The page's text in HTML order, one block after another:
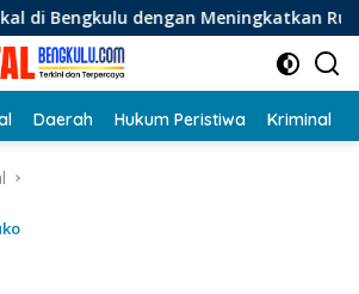
Meningkatkan Ruang Publik dan
Daerah Hukum Peristiwa Kriminal